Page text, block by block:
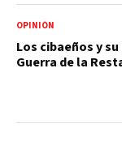
OPINIÓN
Los cibaeños y
Guerra de la